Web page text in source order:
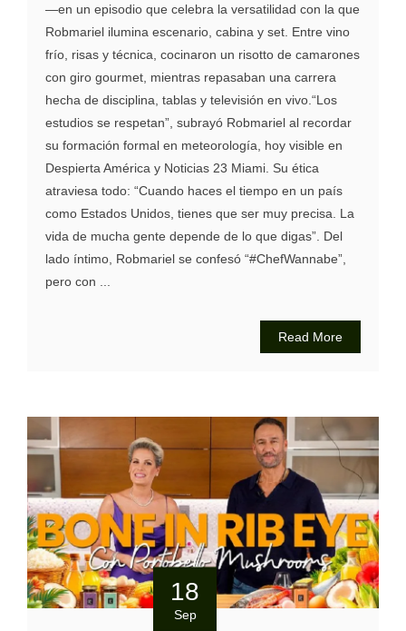
—en un episodio que celebra la versatilidad con la que
Robmariel ilumina escenario, cabina y set. Entre vino
frío, risas y técnica, cocinaron un risotto de camarones
con giro gourmet, mientras repasaban una carrera
hecha de disciplina, tablas y televisión en vivo.“Los
estudios se respetan”, subrayó Robmariel al recordar
su formación formal en meteorología, hoy visible en
Despierta América y Noticias 23 Miami. Su ética
atraviesa todo: “Cuando haces el tiempo en un país
como Estados Unidos, tienes que ser muy precisa. La
vida de mucha gente depende de lo que digas”. Del
lado íntimo, Robmariel se confesó “#ChefWannabe”,
pero con ...
Read More
18
Sep